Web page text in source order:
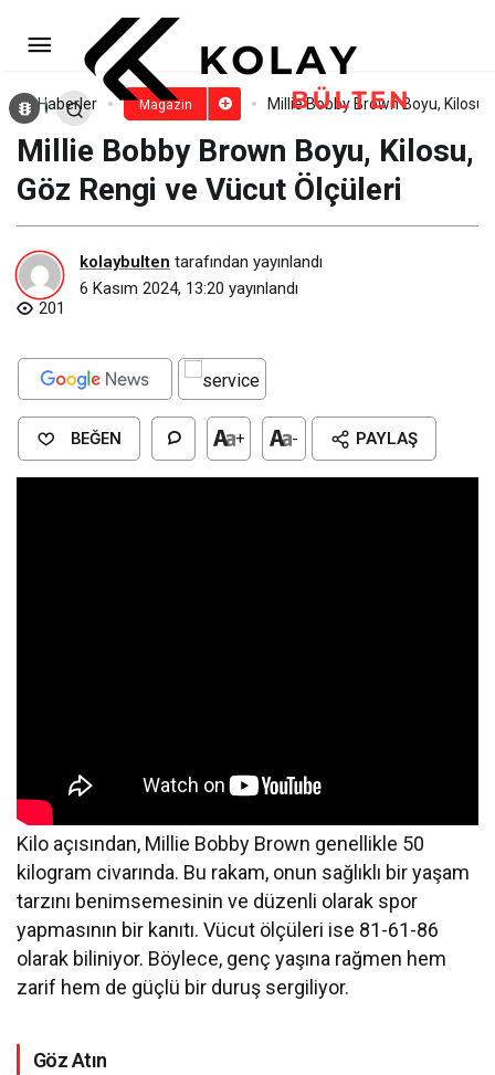
Haberler Magazin Millie Bobby Brown Boyu,
Millie Bobby Brown Boyu, Kilosu,
Göz Rengi ve Vücut Ölçüleri
kolaybulten tarafından yayınlandı
6 Kasım 2024, 13:20 yayınlandı
201
BEĞEN + - PAYLAŞ
Kilo açısından, Millie Bobby Brown genellikle 50
kilogram civarında. Bu rakam, onun sağlıklı bir yaşam
tarzını benimsemesinin ve düzenli olarak spor
yapmasının bir kanıtı. Vücut ölçüleri ise 81-61-86
olarak biliniyor. Böylece, genç yaşına rağmen hem
zarif hem de güçlü bir duruş sergiliyor.
Göz Atın
Jeon Somi Kimdir? Jeon Somi
GençliğiYorum Yap Paylaş